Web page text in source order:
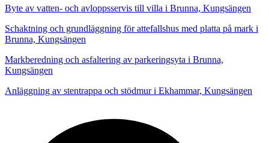
Byte av vatten- och avloppsservis till villa i Brunna, Kungsängen
Schaktning och grundläggning för attefallshus med platta på mark i
Brunna, Kungsängen
Markberedning och asfaltering av parkeringsyta i Brunna,
Kungsängen
Anläggning av stentrappa och stödmur i Ekhammar, Kungsängen